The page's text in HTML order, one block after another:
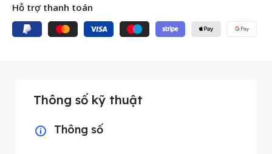
Hỗ trợ thanh toán
Thông số kỹ thuật
Thông số